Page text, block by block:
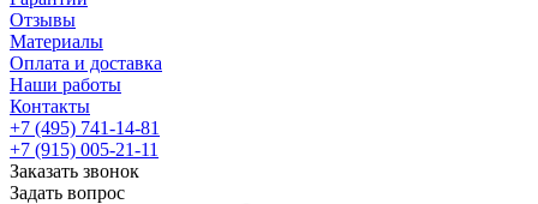
Отзывы
Материалы
Оплата и доставка
Наши работы
Контакты
+7 (495) 741-14-81
+7 (915) 005-21-11
Заказать звонок
Задать вопрос